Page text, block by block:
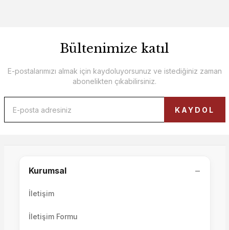
Ütopya Orta Sehpa
Bültenimize katıl
E-postalarımızı almak için kaydoluyorsunuz ve istediğiniz zaman
abonelikten çıkabilirsiniz.
KAYDOL
Kurumsal −
İletişim
İletişim Formu